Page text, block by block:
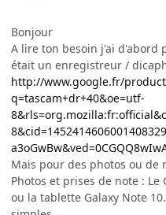
Bonjour
A lire ton besoin j'ai d'abord
était un enregistreur /
http://www.google.fr/
q=tascam+dr+40&oe=utf-
Mais pour des photos ou de
Photos et prises de note :
ou la tablette Galaxy Note